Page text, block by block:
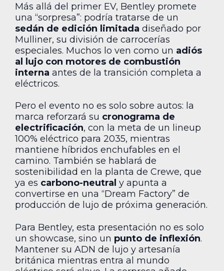
Más allá del primer EV, Bentley promete
una “sorpresa”: podría tratarse de un
sedán de edición limitada diseñado por
Mulliner, su división de carrocerías
especiales. Muchos lo ven como un adiós
al lujo con motores de combustión
interna antes de la transición completa a
eléctricos.
Pero el evento no es solo sobre autos: la
marca reforzará su cronograma de
electrificación, con la meta de un lineup
100% eléctrico para 2035, mientras
mantiene híbridos enchufables en el
camino. También se hablará de
sostenibilidad en la planta de Crewe, que
ya es carbono-neutral y apunta a
convertirse en una “Dream Factory” de
producción de lujo de próxima generación.
Para Bentley, esta presentación no es solo
un showcase, sino un punto de inflexión.
Mantener su ADN de lujo y artesanía
británica mientras entra al mundo